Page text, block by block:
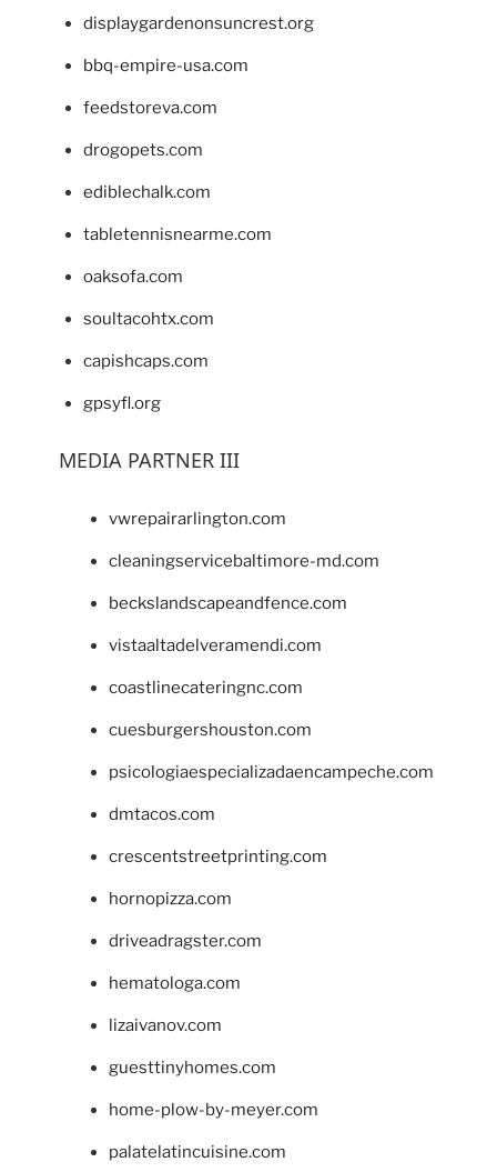
displaygardenonsuncrest.org
bbq-empire-usa.com
feedstoreva.com
drogopets.com
ediblechalk.com
tabletennisnearme.com
oaksofa.com
soultacohtx.com
capishcaps.com
gpsyfl.org
MEDIA PARTNER III
vwrepairarlington.com
cleaningservicebaltimore-md.com
beckslandscapeandfence.com
vistaaltadelveramendi.com
coastlinecateringnc.com
cuesburgershouston.com
psicologiaespecializadaencampeche.com
dmtacos.com
crescentstreetprinting.com
hornopizza.com
driveadragster.com
hematologa.com
lizaivanov.com
guesttinyhomes.com
home-plow-by-meyer.com
palatelatincuisine.com